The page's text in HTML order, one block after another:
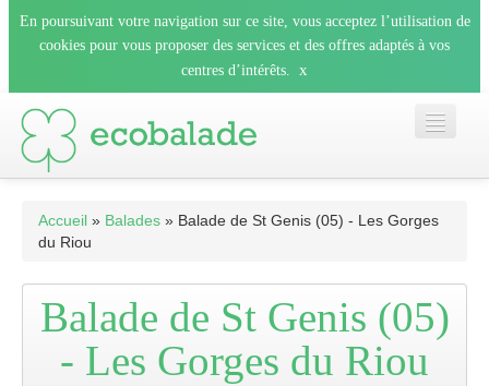
En poursuivant votre navigation sur ce site, vous acceptez l’utilisation de
cookies pour vous proposer des services et des offres adaptés à vos
centres d’intérêts.
x
Les espèces
Accueil » Balades » Balade de St Genis (05) - Les Gorges
du Riou
Balade de St Genis (05)
- Les Gorges du Riou